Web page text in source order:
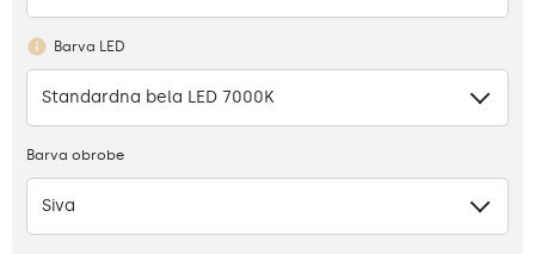
Barva LED
Standardna bela LED 7000K
Barva obrobe
Siva